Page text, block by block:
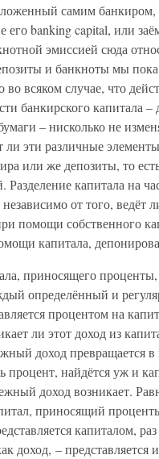
самим банкиром,
его banking capital, или
эмиссией сюда
и банкноты мы пока
во всяком случае, что
банкирского капитала –
– нисколько не
ли эти различные
или же депозиты, то
Разделение капитала на
от того, ведёт
помощи собственного
капитала,
приносящего
определённый и
процентом на
ли этот доход из
доход превращается в
процент, найдётся уж и
доход возникает.
приносящий
капиталом,
доход, – представляется